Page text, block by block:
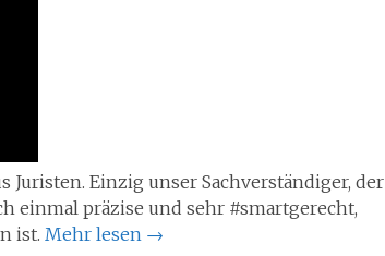
Juristen. Einzig unser Sachverständiger, der
einmal präzise und sehr #smartgerecht,
ist. Mehr lesen →